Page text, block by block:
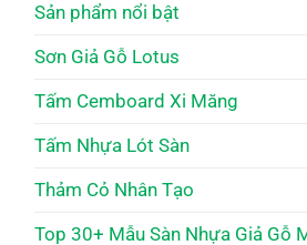
Sản phẩm nổi bật
Sơn Giả Gỗ Lotus
Tấm Cemboard Xi Măng
Tấm Nhựa Lót Sàn
Thảm Cỏ Nhân Tạo
Top 30+ Mẫu Sàn Nhựa Giả Gỗ